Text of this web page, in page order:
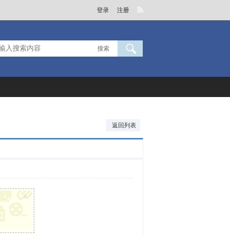
登录 注册
搜索
返回列表
x